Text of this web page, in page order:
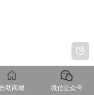
自助商城 微信公众号